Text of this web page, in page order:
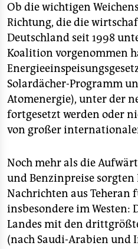
Ob die wichtigen
Richtung, die die
Deutschland seit 1998
Koalition vorgenommen
Solardächer-Programm
Atomenergie), unter der
fortgesetzt werden oder
von großer
Noch mehr als die
und Benzinpreise sorgten
Nachrichten aus Teheran
insbesondere im Westen:
Landes mit den
(nach Saudi-Arabien und